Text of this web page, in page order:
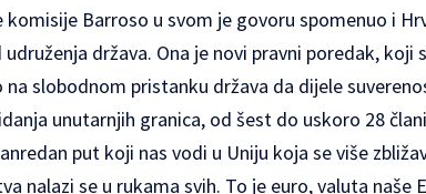
komisije Barroso u svom je govoru spomenuo i
udruženja država. Ona je novi pravni poredak,
slobodnom pristanku država da dijele
unutarnjih granica, od šest do uskoro 28
put koji nas vodi u Uniju koja se više
nalazi se u rukama svih. To je euro, valuta naše